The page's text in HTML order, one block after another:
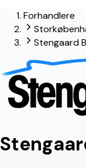
Forhandlere
Stengaard